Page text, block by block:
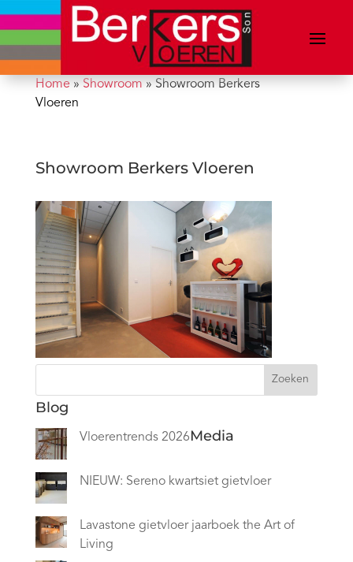
Home» Showroom » Showroom Berkers
Vloeren
Showroom Berkers Vloeren
Zoeken
Blog
Vloerentrends 2026
NIEUW: Sereno kwartsiet gietvloer
Lavastone gietvloer jaarboek the Art of
Living
Media